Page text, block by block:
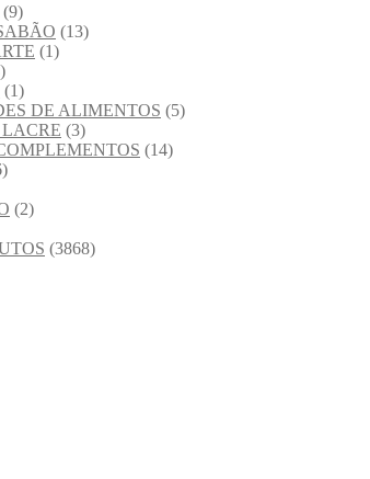
(9)
(13)
(1)
(1)
DE ALIMENTOS (5)
LACRE (3)
(14)
(2)
(3868)